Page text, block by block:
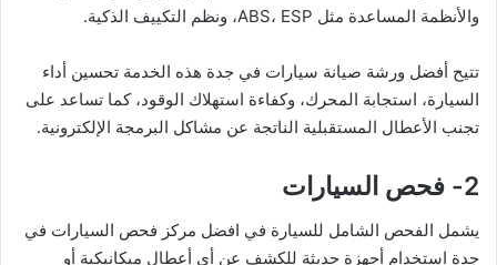
والأنظمة المساعدة مثل ABS، ESP، ونظم التكييف الذكية.
تتيح أفضل ورشة صيانة سيارات في جدة هذه الخدمة تحسين أداء
السيارة، استجابة المحرك، وكفاءة استهلاك الوقود، كما تساعد على
تجنب الأعطال المستقبلية الناتجة عن مشاكل البرمجة الإلكترونية.
2- فحص السيارات
يشمل الفحص الشامل للسيارة في افضل مركز فحص السيارات في
جدة استخدام أجهزة حديثة للكشف عن أي أعطال ميكانيكية أو